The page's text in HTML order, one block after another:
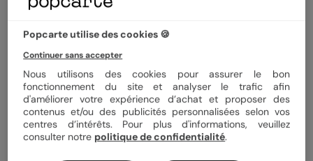
Chaussettes de Noël
Format 14x14 cm plié
Papier Papier Satiné
Popcarte utilise des cookies 🍪
Continuer sans accepter
Nous utilisons des cookies pour assurer le bon
fonctionnement du site et analyser le trafic afin
d'améliorer votre expérience d’achat et proposer des
contenus et/ou des publicités personnalisées selon vos
centres d’intérêts. Pour plus d'informations, veuillez
consulter notre politique de confidentialité.